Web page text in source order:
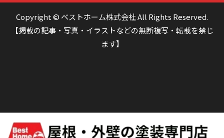
Copyright © ベストホーム株式会社 All Rights Reserved.
【掲載の記事・写真・イラストなどの無断複写・転載を禁じ
ます】